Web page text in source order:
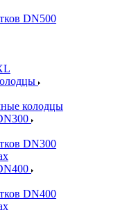
DN500
колодцы
DN300
DN400